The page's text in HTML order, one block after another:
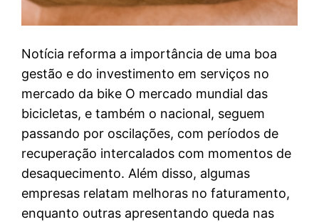
Notícia reforma a importância de uma boa
gestão e do investimento em serviços no
mercado da bike O mercado mundial das
bicicletas, e também o nacional, seguem
passando por oscilações, com períodos de
recuperação intercalados com momentos de
desaquecimento. Além disso, algumas
empresas relatam melhoras no faturamento,
enquanto outras apresentando queda nas